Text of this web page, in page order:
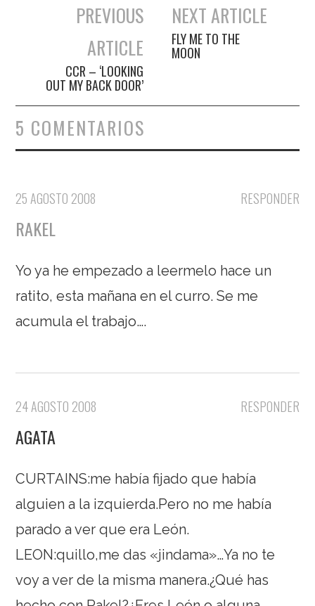
Navegación de entradas
PREVIOUS
ARTICLE
CCR – ‘LOOKING
OUT MY BACK DOOR’
NEXT ARTICLE
FLY ME TO THE
MOON
5 COMENTARIOS
RESPONDER
25 AGOSTO 2008
RAKEL
Yo ya he empezado a leermelo hace un
ratito, esta mañana en el curro. Se me
acumula el trabajo….
RESPONDER
24 AGOSTO 2008
AGATA
CURTAINS:me había fijado que había
alguien a la izquierda.Pero no me había
parado a ver que era León.
LEON:quillo,me das «jindama»…Ya no te
voy a ver de la misma manera.¿Qué has